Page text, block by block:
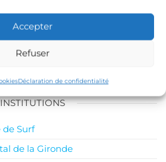
Accepter
Refuser
Déclaration de confidentialité
Critérium: « C’est qui le
INSTITUTIONS
de Surf
de la Gironde